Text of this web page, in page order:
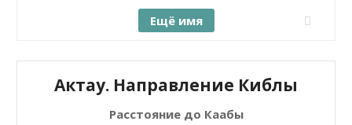
Ещё имя
Актау. Направление Киблы
Расстояние до Каабы